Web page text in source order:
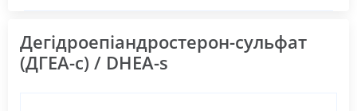
Дегідроепіандростерон-сульфат
(ДГЕА-с) / DHEA-s